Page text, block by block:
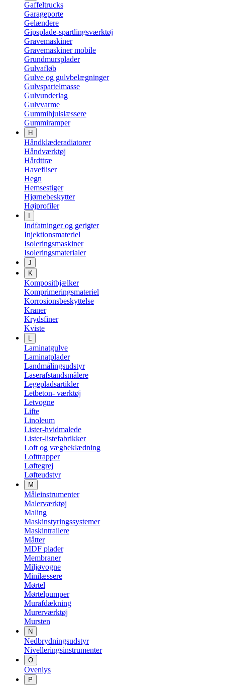
Gaffeltrucks
Garageporte
Gelændere
Gipsplade-spartlingsværktøj
Gravemaskiner
Gravemaskiner mobile
Grundmursplader
Gulvafløb
Gulve og gulvbelægninger
Gulvspartelmasse
Gulvunderlag
Gulvvarme
Gummihjulslæssere
Gummiramper
H
Håndklæderadiatorer
Håndværktøj
Hårdttræ
Havefliser
Hegn
Hemsestiger
Hjørnebeskytter
Højprofiler
Indfatninger og gerigter
Injektionsmateriel
Isoleringsmaskiner
Isoleringsmaterialer
J
K
Kompositbjælker
Komprimeringsmateriel
Korrosionsbeskyttelse
Kraner
Krydsfiner
Kviste
L
Laminatgulve
Laminatplader
Landmålingsudstyr
Laserafstandsmålere
Legepladsartikler
Letbeton- værktøj
Letvogne
Lifte
Linoleum
Lister-hvidmalede
Lister-listefabrikker
Loft og vægbeklædning
Lofttrapper
Løftegrej
Løfteudstyr
M
Måleinstrumenter
Malerværktøj
Maling
Maskinstyringssystemer
Maskintrailere
Måtter
MDF plader
Membraner
Miljøvogne
Minilæssere
Mørtel
Mørtelpumper
Murafdækning
Murerværktøj
Mursten
N
Nedbrydningsudstyr
Nivelleringsinstrumenter
O
Ovenlys
P